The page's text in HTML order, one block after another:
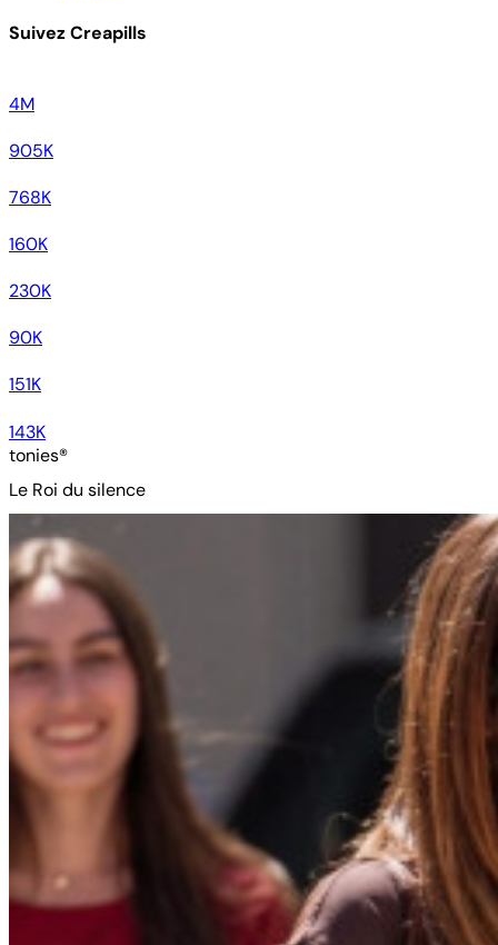
Suivez Creapills
4M
905K
768K
160K
230K
90K
151K
143K
tonies®
Le Roi du silence